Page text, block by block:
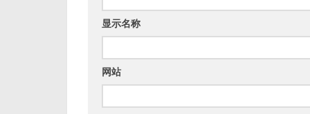
显示名称
网站